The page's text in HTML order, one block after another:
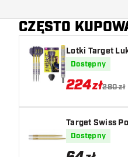
Główny kolor
Długość trzonka
CZĘSTO
Lotki Target
Dostępny
224zł280 zł
Target Swiss
Dostępny